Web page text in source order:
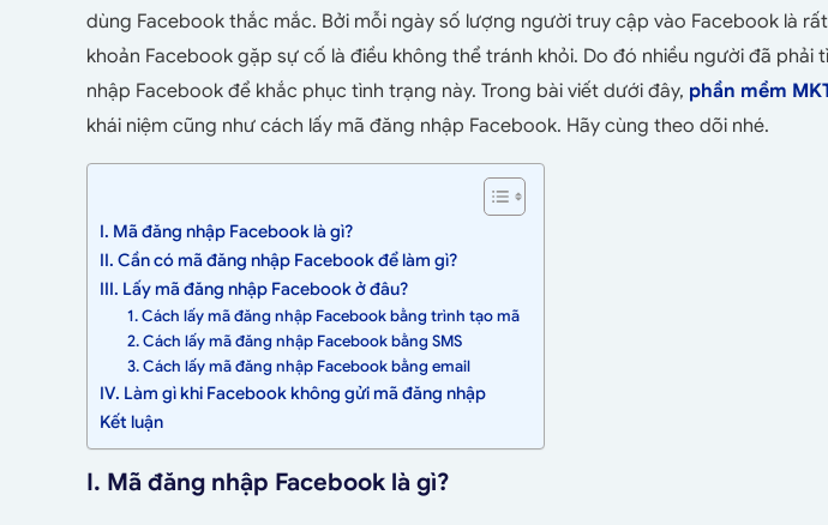
dùng Facebook thắc mắc. Bởi mỗi ngày số lượng người truy cập vào Facebook là
khoản Facebook gặp sự cố là điều không thể tránh khỏi. Do đó nhiều người đã phải
nhập Facebook để khắc phục tình trạng này. Trong bài viết dưới đây, phần mềm
khái niệm cũng như cách lấy mã đăng nhập Facebook. Hãy cùng theo dõi nhé.
I. Mã đăng nhập Facebook là gì?
II. Cần có mã đăng nhập Facebook để làm gì?
III. Lấy mã đăng nhập Facebook ở đâu?
1. Cách lấy mã đăng nhập Facebook bằng trình tạo mã
2. Cách lấy mã đăng nhập Facebook bằng SMS
3. Cách lấy mã đăng nhập Facebook bằng email
IV. Làm gì khi Facebook không gửi mã đăng nhập
Kết luận
I. Mã đăng nhập Facebook là gì?